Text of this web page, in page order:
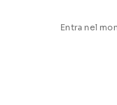
Entra nel